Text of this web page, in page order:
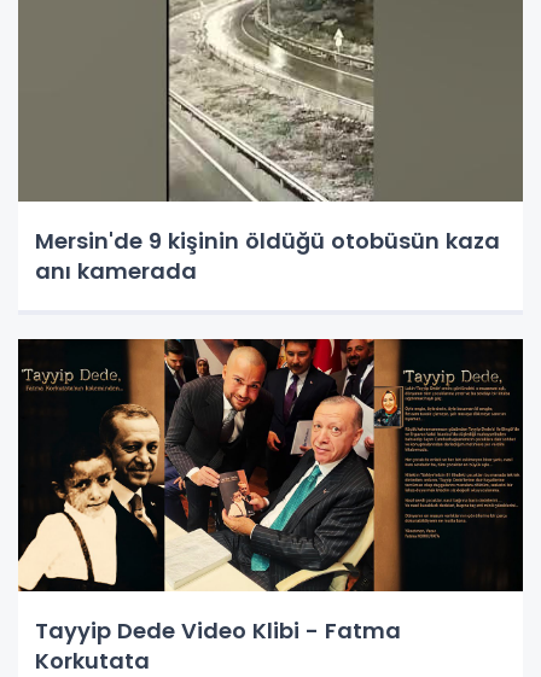
Mersin'de 9 kişinin öldüğü otobüsün kaza
anı kamerada
Tayyip Dede Video Klibi - Fatma
Korkutata